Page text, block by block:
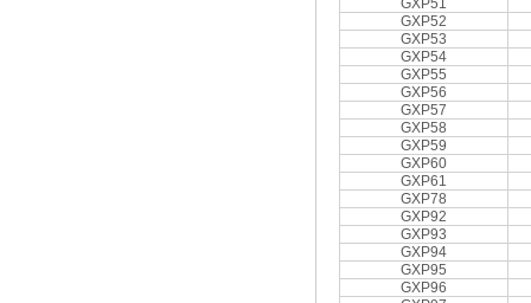
GXP51
GXP52
GXP53
GXP54
GXP55
GXP56
GXP57
GXP58
GXP59
GXP60
GXP61
GXP78
GXP92
GXP93
GXP94
GXP95
GXP96